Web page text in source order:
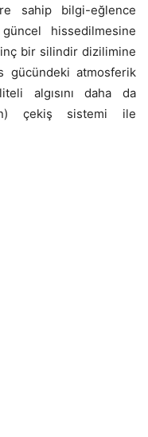
sahip bilgi-eğlence
hissedilmesine
bir silindir dizilimine
gücündeki atmosferik
algısını daha da
çekiş sistemi ile